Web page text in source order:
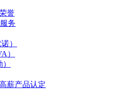
誉
务
）
）
薪产品认定